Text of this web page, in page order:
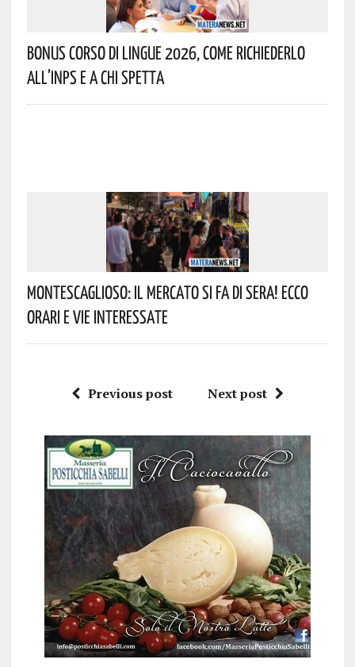
Bonus Corso Di Lingue 2026, Come Richiederlo
All’INPS E A Chi Spetta
Montescaglioso: Il Mercato Si Fa Di Sera! Ecco
Orari E Vie Interessate
Previous post Next post